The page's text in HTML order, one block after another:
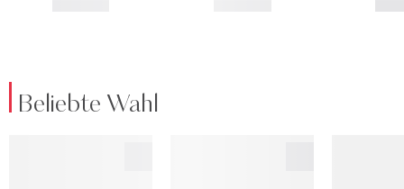
Beliebte Wahl